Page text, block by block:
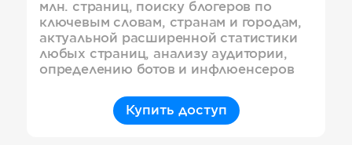
млн. страниц, поиску блогеров по
ключевым словам, странам и городам,
актуальной расширенной статистики
любых страниц, анализу аудитории,
определению ботов и инфлюенсеров
Купить доступ